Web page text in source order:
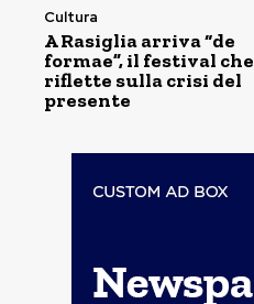
Cultura
A Rasiglia arriva “de
formae”, il festival che
riflette sulla crisi del
presente